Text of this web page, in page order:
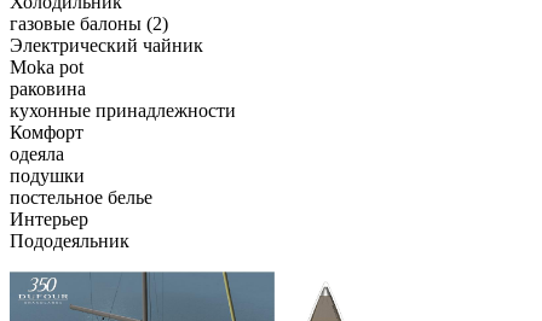
газовые балоны (2)
Электрический чайник
Moka pot
раковина
кухонные принадлежности
Комфорт
одеяла
подушки
постельное белье
Интерьер
Пододеяльник